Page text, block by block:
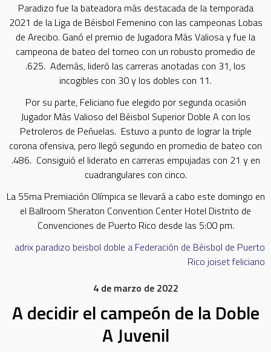
Paradizo fue la bateadora más destacada de la temporada
2021 de la Liga de Béisbol Femenino con las campeonas Lobas
de Arecibo. Ganó el premio de Jugadora Más Valiosa y fue la
campeona de bateo del torneo con un robusto promedio de
.625. Además, lideró las carreras anotadas con 31, los
incogibles con 30 y los dobles con 11.
Por su parte, Feliciano fue elegido por segunda ocasión
Jugador Más Valioso del Béisbol Superior Doble A con los
Petroleros de Peñuelas. Estuvo a punto de lograr la triple
corona ofensiva, pero llegó segundo en promedio de bateo con
.486. Consiguió el liderato en carreras empujadas con 21 y en
cuadrangulares con cinco.
La 55ma Premiación Olímpica se llevará a cabo este domingo en
el Ballroom Sheraton Convention Center Hotel Distrito de
Convenciones de Puerto Rico desde las 5:00 pm.
adrix paradizo beisbol doble a Federación de Béisbol de Puerto
Rico joiset feliciano
4 de marzo de 2022
A decidir el campeón de la Doble
A Juvenil